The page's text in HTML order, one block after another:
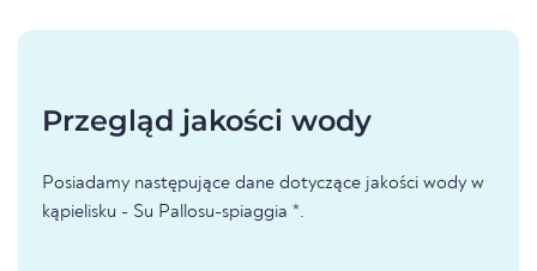
Przegląd jakości wody
Posiadamy następujące dane dotyczące jakości wody w
kąpielisku - Su Pallosu-spiaggia *.